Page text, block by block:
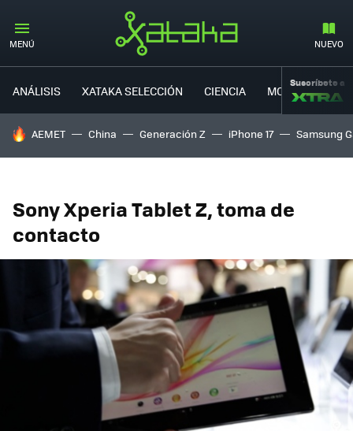
MENÚ NUEVO
ANÁLISIS XATAKA SELECCIÓN CIENCIA MOVILIDAD
Suscríbete a
HOY SE HABLA DE
AEMET China Generación Z iPhone 17 Samsung
Sony Xperia Tablet Z, toma de
contacto